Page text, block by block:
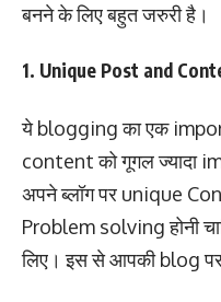
बनने के लिए बहुत जरुरी है।
1. Unique Post and
ये blogging का एक
content को गूगल ज्यादा
अपने ब्लॉग पर unique
Problem solving होनी
लिए। इस से आपकी blog